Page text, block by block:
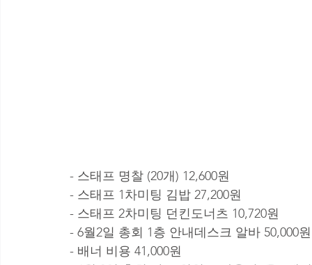
- 스태프 명찰 (20개) 12,600원
- 스태프 1차미팅 김밥 27,200원
- 스태프 2차미팅 던킨도너츠 10,720원
- 6월2일 총회 1층 안내데스크 알바 50,000원
- 배너 비용 41,000원